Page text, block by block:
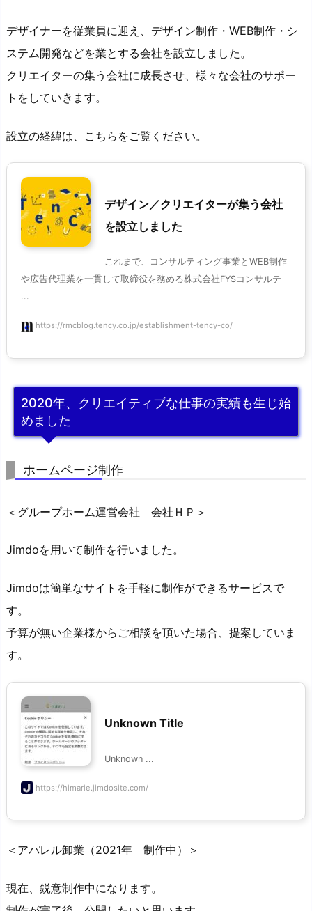
デザイナーを従業員に迎え、デザイン制作・WEB制作・シ
ステム開発などを業とする会社を設立しました。
クリエイターの集う会社に成長させ、様々な会社のサポー
トをしていきます。
設立の経緯は、こちらをご覧ください。
デザイン／クリエイターが集う会社
を設立しました
これまで、コンサルティング事業とWEB制作
や広告代理業を一貫して取締役を務める株式会社FYSコンサルテ
...
https://rmcblog.tency.co.jp/establishment-tency-co/
2020年、クリエイティブな仕事の実績も生じ始
めました
ホームページ制作
＜グループホーム運営会社 会社ＨＰ＞
Jimdoを用いて制作を行いました。
Jimdoは簡単なサイトを手軽に制作ができるサービスで
す。
予算が無い企業様からご相談を頂いた場合、提案していま
す。
Unknown Title
Unknown ...
https://himarie.jimdosite.com/
＜アパレル卸業（2021年 制作中）＞
現在、鋭意制作中になります。